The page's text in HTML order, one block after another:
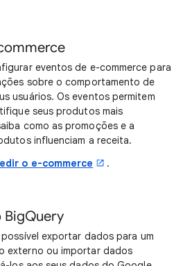
eventos de e-commerce para
sobre o comportamento de
usuários. Os eventos permitem
seus produtos mais
como as promoções e a
influenciam a receita.
o e-commerce .
BigQuery
possível exportar dados para um
externo ou importar dados